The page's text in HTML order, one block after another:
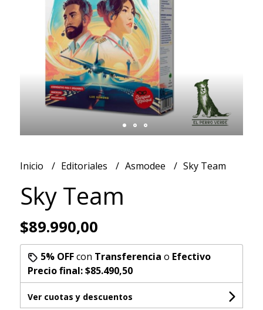
Inicio Editoriales Asmodee Sky Team
Sky Team
$89.990,00
5% OFFcon Transferencia o Efectivo
Precio final:$85.490,50
Ver cuotas y descuentos